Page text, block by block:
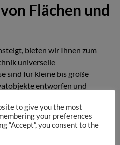
Flächen und
bieten wir Ihnen zum
universelle
sind für kleine bis große
entworfen und
decken Alarmanlagen
to give you the most
your preferences
“Accept”, you consent to the